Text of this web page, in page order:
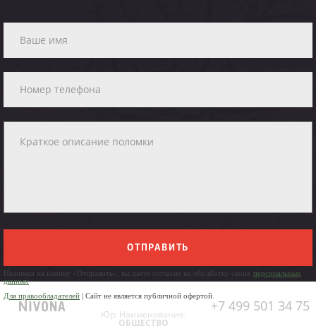
ОТПРАВИТЬ
Нажимая на кнопку «Отправить», вы даете согласие на обработку своих персональных
данных
Для правообладателей | Сайт не является публичной офертой.
+7 499 501 34 75
Юр. Наименование:
ОБЩЕСТВО